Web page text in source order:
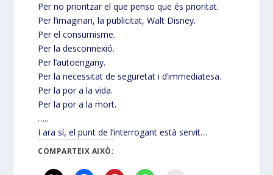
Per no prioritzar el que penso que és prioritat.
Per l’imaginari, la publicitat, Walt Disney.
Per el consumisme.
Per la desconnexió.
Per l’autoengany.
Per la necessitat de seguretat i d’immediatesa.
Per la por a la vida.
Per la por a la mort.
…..
I ara sí, el punt de l’interrogant està servit…
COMPARTEIX AIXÒ: